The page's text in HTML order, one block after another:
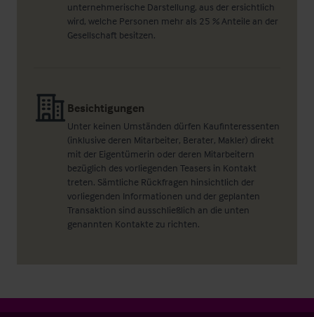
unternehmerische Darstellung, aus der ersichtlich
wird, welche Personen mehr als 25 % Anteile an der
Gesellschaft besitzen.
Besichtigungen
Unter keinen Umständen dürfen Kaufinteressenten
(inklusive deren Mitarbeiter, Berater, Makler) direkt
mit der Eigentümerin oder deren Mitarbeitern
bezüglich des vorliegenden Teasers in Kontakt
treten. Sämtliche Rückfragen hinsichtlich der
vorliegenden Informationen und der geplanten
Transaktion sind ausschließlich an die unten
genannten Kontakte zu richten.